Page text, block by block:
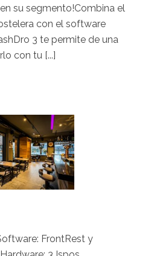
su segmento!Combina el
con el software
3 te permite de una
con tu [...]
FrontRest y